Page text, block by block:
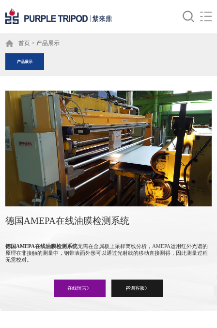
首页 > 产品展示
产品展示
德国AMEPA在线油膜检测系统
德国AMEPA在线油膜检测系统无需在金属板上采样离线分析，AMEPA运用红外光谱的
原理在非接触的测量中，钢带表面外形可以通过光射线的移动直接测得，因此测量过程
无需校对。
在线留言》 咨询客服》